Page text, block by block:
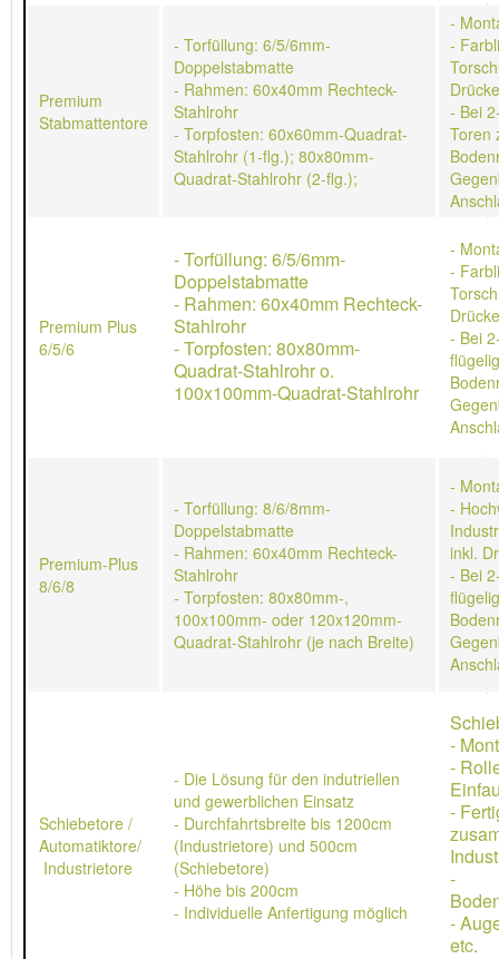
Premium
Stabmattentore
- Torfüllung: 6/5/6mm-
Doppelstabmatte
- Rahmen: 60x40mm Rechteck-
Stahlrohr
- Torpfosten: 60x60mm-Quadrat-
Stahlrohr (1-flg.); 80x80mm-
Quadrat-Stahlrohr (2-flg.);
-
-
- Bei
Toren
Premium Plus
6/5/6
- Torfüllung: 6/5/6mm-
Doppelstabmatte
- Rahmen: 60x40mm Rechteck-
Stahlrohr
- Torpfosten: 80x80mm-
Quadrat-Stahlrohr o.
100x100mm-Quadrat-Stahlrohr
-
-
- Bei
Premium-Plus
8/6/8
- Torfüllung: 8/6/8mm-
Doppelstabmatte
- Rahmen: 60x40mm Rechteck-
Stahlrohr
- Torpfosten: 80x80mm-,
100x100mm- oder 120x120mm-
Quadrat-Stahlrohr (je nach Breite)
-
-
inkl.
- Bei
Schiebetore /
Automatiktore/
Industrietore
- Die Lösung für den indutriellen
und gewerblichen Einsatz
- Durchfahrtsbreite bis 1200cm
(Industrietore) und 500cm
(Schiebetore)
- Höhe bis 200cm
- Individuelle Anfertigung möglich
-
-
-
-
-
etc.